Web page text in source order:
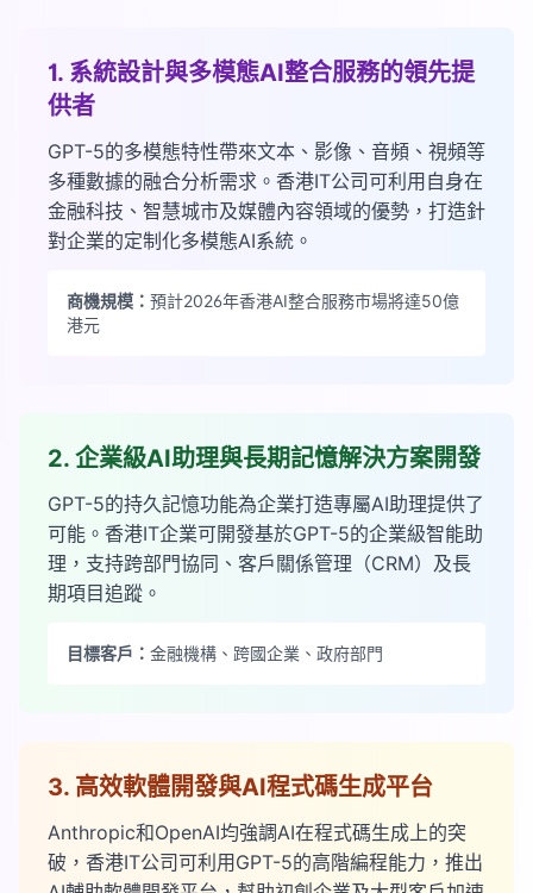
1. 系統設計與多模態AI整合服務的領先提
供者
GPT-5的多模態特性帶來文本、影像、音頻、視頻等
多種數據的融合分析需求。香港IT公司可利用自身在
金融科技、智慧城市及媒體內容領域的優勢，打造針
對企業的定制化多模態AI系統。
商機規模： 預計2026年香港AI整合服務市場將達50億
港元
2. 企業級AI助理與長期記憶解決方案開發
GPT-5的持久記憶功能為企業打造專屬AI助理提供了
可能。香港IT企業可開發基於GPT-5的企業級智能助
理，支持跨部門協同、客戶關係管理（CRM）及長
期項目追蹤。
目標客戶： 金融機構、跨國企業、政府部門
3. 高效軟體開發與AI程式碼生成平台
Anthropic和OpenAI均強調AI在程式碼生成上的突
破，香港IT公司可利用GPT-5的高階編程能力，推出